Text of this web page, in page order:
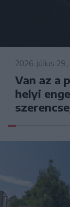
2026. július
Van az a
helyi